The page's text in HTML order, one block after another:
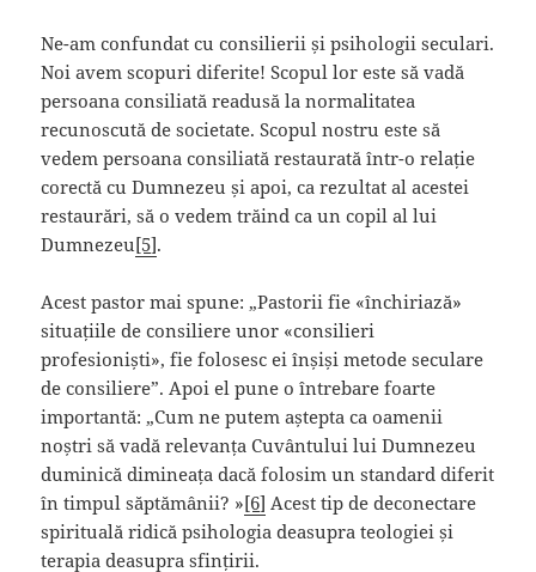
Ne-am confundat cu consilierii și psihologii seculari.
Noi avem scopuri diferite! Scopul lor este să vadă
persoana consiliată readusă la normalitatea
recunoscută de societate. Scopul nostru este să
vedem persoana consiliată restaurată într-o relație
corectă cu Dumnezeu și apoi, ca rezultat al acestei
restaurări, să o vedem trăind ca un copil al lui
Dumnezeu[5].
Acest pastor mai spune: „Pastorii fie «închiriază»
situațiile de consiliere unor «consilieri
profesioniști», fie folosesc ei înșiși metode seculare
de consiliere”. Apoi el pune o întrebare foarte
importantă: „Cum ne putem aștepta ca oamenii
noștri să vadă relevanța Cuvântului lui Dumnezeu
duminică dimineața dacă folosim un standard diferit
în timpul săptămânii? »[6] Acest tip de deconectare
spirituală ridică psihologia deasupra teologiei și
terapia deasupra sfințirii.